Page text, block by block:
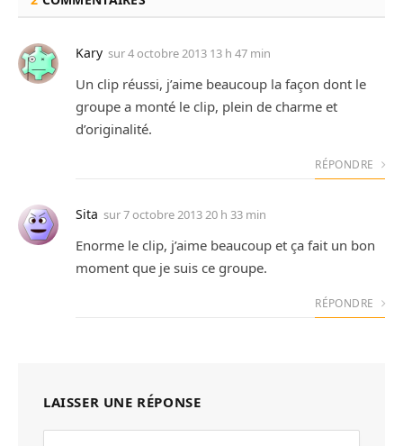
Kary sur4 octobre 2013 13 h 47 min
Un clip réussi, j’aime beaucoup la façon dont le
groupe a monté le clip, plein de charme et
d’originalité.
RÉPONDRE
Sita sur7 octobre 2013 20 h 33 min
Enorme le clip, j’aime beaucoup et ça fait un bon
moment que je suis ce groupe.
RÉPONDRE
LAISSER UNE RÉPONSE